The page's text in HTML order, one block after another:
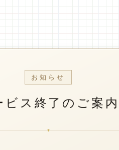
お知らせ
ビス終了のご案内
*